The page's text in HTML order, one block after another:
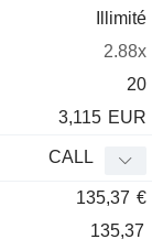
Illimité
2.88x
20
3,115 EUR
CALL
135,37 €
135,37